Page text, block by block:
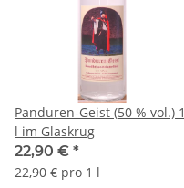
Panduren-Geist (50 % vol.) 1
l im Glaskrug
22,90 € *
22,90 € pro 1 l